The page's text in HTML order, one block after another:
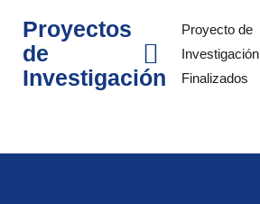
Proyectos
de
Investigación
Proyecto de
Investigación
Finalizados